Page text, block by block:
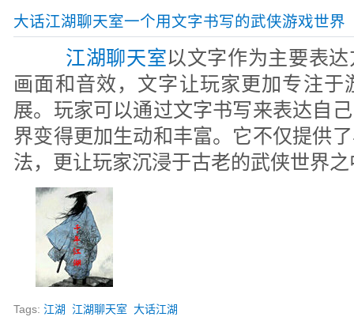
大话江湖聊天室一个用文字书写的武侠游戏世界
江湖聊天室以文字作为主要表
画面和音效，文字让玩家更加专注于
展。玩家可以通过文字书写来表达自
界变得更加生动和丰富。它不仅提供
法，更让玩家沉浸于古老的武侠世界
Tags:江湖 江湖聊天室 大话江湖